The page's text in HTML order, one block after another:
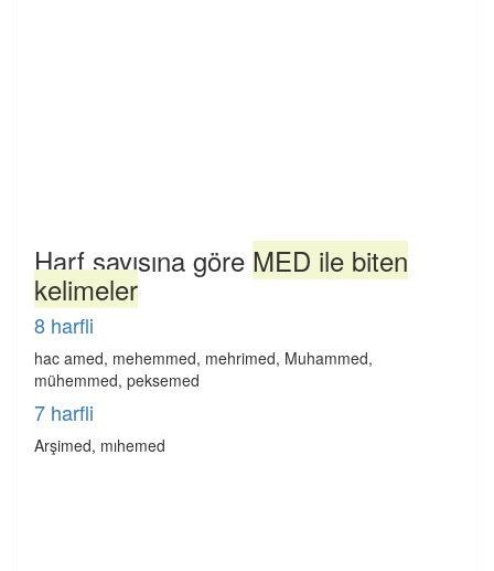
Harf sayısına göre MED ile biten
kelimeler
8 harfli
hac amed, mehemmed, mehrimed, Muhammed,
mühemmed, peksemed
7 harfli
Arşimed, mıhemed